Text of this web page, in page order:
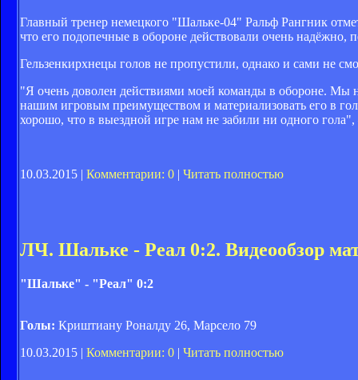
Главный тренер немецкого "Шальке-04" Ральф Рангник
что его подопечные в обороне действовали очень надёжно,
Гельзенкирхнецы голов не пропустили, однако и сами не
"Я очень доволен действиями моей команды в обороне. Мы
нашим игровым преимуществом и материализовать его в
хорошо, что в выездной игре нам не забили ни одного
10.03.2015 | Комментарии: 0 | Читать полностью
ЛЧ. Шальке - Реал 0:2. Видеообзор
"Шальке" - "Реал" 0:2
Голы: Криштиану Роналду 26, Марсело 79
10.03.2015 | Комментарии: 0 | Читать полностью